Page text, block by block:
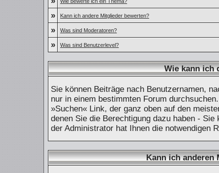
» Kann ich andere Mitglieder bewerten?
» Was sind Moderatoren?
» Was sind Benutzerlevel?
Wie kann ich
Sie können Beiträge nach Benutzernamen,
nur in einem bestimmten Forum
»Suchen« Link, der ganz oben auf den
denen Sie die Berechtigung dazu haben -
der Administrator hat Ihnen die notwendigen
Kann ich anderen